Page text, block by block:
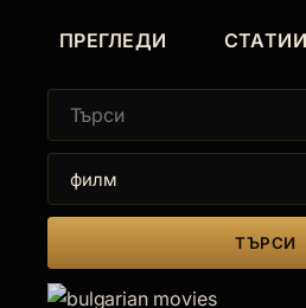
ПРЕГЛЕДИ СТАТИИ
ТЪРСИ